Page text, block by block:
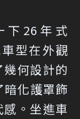
下26年式
型在外觀
何設計的
暗化護罩飾
。坐進車